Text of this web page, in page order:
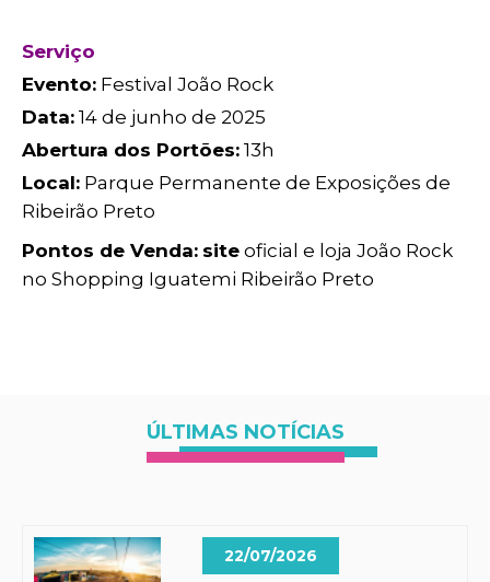
Serviço
Evento: Festival João Rock
Data: 14 de junho de 2025
Abertura dos Portões: 13h
Local: Parque Permanente de Exposições de
Ribeirão Preto
Pontos de Venda: site oficial e loja João Rock
no Shopping Iguatemi Ribeirão Preto
ÚLTIMAS NOTÍCIAS
22/07/2026